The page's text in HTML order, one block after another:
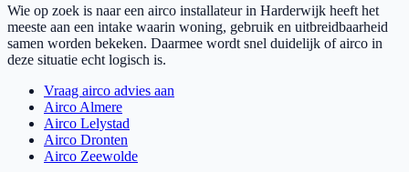
Wie op zoek is naar een airco installateur in Harderwijk heeft het
meeste aan een intake waarin woning, gebruik en uitbreidbaarheid
samen worden bekeken. Daarmee wordt snel duidelijk of airco in
deze situatie echt logisch is.
Vraag airco advies aan
Airco Almere
Airco Lelystad
Airco Dronten
Airco Zeewolde